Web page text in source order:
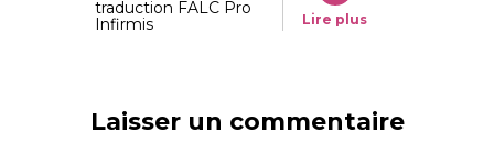
traduction FALC Pro
Infirmis
Lire plus
Laisser un commentaire